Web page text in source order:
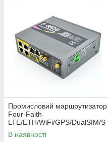
Промисловий маршрутизатор
Four-Faith
LTE/ETH/WiFi/GPS/DualSIM/S
erial/IO (F-R200)
В наявності